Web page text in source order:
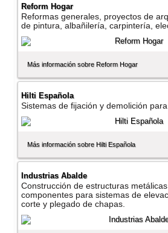
Reform Hogar
Reformas generales, proyectos de
de pintura, albañilerí­a, carpinterí­a,
Más información sobre Reform Hogar
Hilti Española
Sistemas de fijación y demolición
Más información sobre Hilti Española
Industrias Abalde
Construcción de estructuras metálicas
componentes para sistemas de
corte y plegado de chapas.